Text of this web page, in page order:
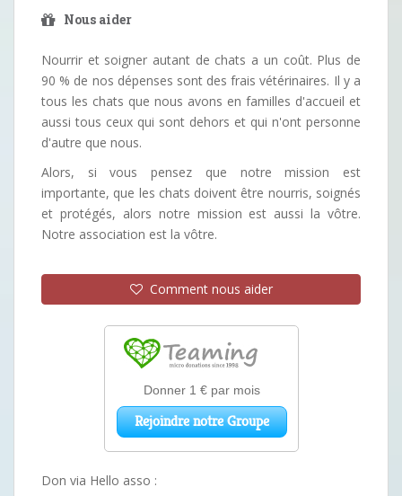
Nous aider
Nourrir et soigner autant de chats a un coût. Plus de
90 % de nos dépenses sont des frais vétérinaires. Il y a
tous les chats que nous avons en familles d'accueil et
aussi tous ceux qui sont dehors et qui n'ont personne
d'autre que nous.
Alors, si vous pensez que notre mission est
importante, que les chats doivent être nourris, soignés
et protégés, alors notre mission est aussi la vôtre.
Notre association est la vôtre.
Comment nous aider
Don via Hello asso :